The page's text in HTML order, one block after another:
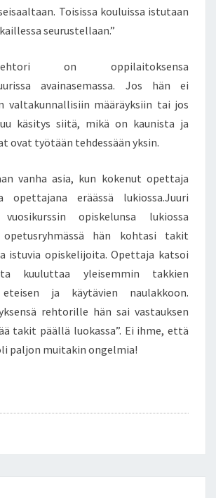
Toisissa kouluissa istutaan
seurustellaan.”
on oppilaitoksensa
avainasemassa. Jos hän ei
valtakunnallisiin määräyksiin tai jos
käsitys siitä, mikä on kaunista ja
ovat työtään tehdessään yksin.
vanha asia, kun kokenut opettaja
eräässä lukiossa.Juuri
vuosikurssin opiskelunsa lukiossa
hän kohtasi takit
istuvia opiskelijoita. Opettaja katsoi
kuuluttaa yleisemmin takkien
ja käytävien naulakkoon.
rehtorille hän sai vastauksen
takit päällä luokassa”. Ei ihme, että
paljon muitakin ongelmia!